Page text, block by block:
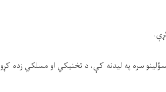
سره په لیدنه کې، د تخنیکي او مسلکي زده کړو